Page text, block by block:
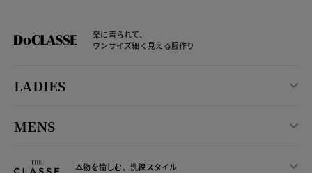
楽に着られて、
ワンサイズ細く見える服作り
LADIES
MENS
本物を愉しむ、洗練スタイル